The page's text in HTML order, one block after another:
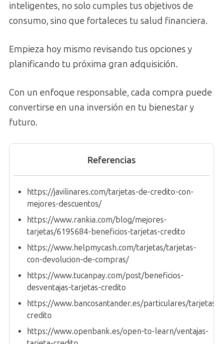
inteligentes, no solo cumples tus objetivos de
consumo, sino que fortaleces tu salud financiera.
Empieza hoy mismo revisando tus opciones y
planificando tu próxima gran adquisición.
Con un enfoque responsable, cada compra puede
convertirse en una inversión en tu bienestar y
futuro.
Referencias
https://javilinares.com/tarjetas-de-credito-con-
mejores-descuentos/
https://www.rankia.com/blog/mejores-
tarjetas/6195684-beneficios-tarjetas-credito
https://www.helpmycash.com/tarjetas/tarjetas-
con-devolucion-de-compras/
https://www.tucanpay.com/post/beneficios-
desventajas-tarjetas-credito
https://www.bancosantander.es/particulares/tarjetas/
credito
https://www.openbank.es/open-to-learn/ventajas-